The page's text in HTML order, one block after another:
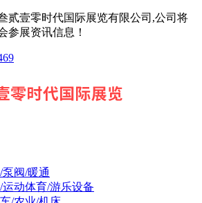
贰壹零时代国际展览有限公司,公司将
参展资讯信息！
阀/暖通
运动体育/游乐设备